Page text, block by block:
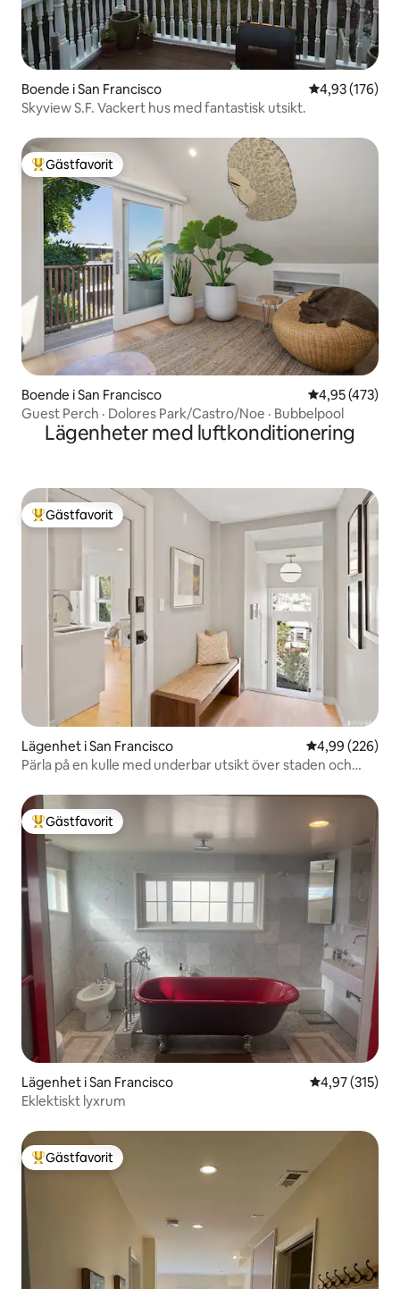
Boende i San Francisco 4,93 av 5 i
4,93 (176)
Skyview S.F. Vackert hus med fantastisk utsikt.
Populär gästfavorit
Gästfavorit
Boende i San Francisco 4,95 av 5 i
4,95 (473)
Guest Perch · Dolores Park/Castro/Noe · Bubbelpool
Lägenheter med luftkonditionering
Populär gästfavorit
Gästfavorit
Lägenhet i San Francisco 4,99 av 5 i
4,99 (226)
Pärla på en kulle med underbar utsikt över staden och
Populär gästfavorit
Gästfavorit
Lägenhet i San Francisco 4,97 av 5 i
4,97 (315)
Eklektiskt lyxrum
Populär gästfavorit
Gästfavorit